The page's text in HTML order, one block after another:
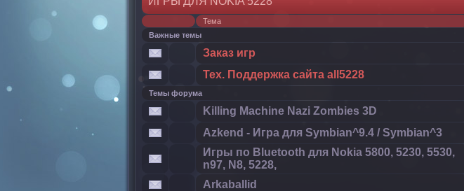
Тема
Важные темы
Заказ игр
Тех. Поддержка сайта all5228
Темы форума
Killing Machine Nazi Zombies 3D
Azkend - Игра для Symbian^9.4 / Symbian^3
Игры по Bluetooth для Nokia 5800, 5230, 5530,
n97, N8, 5228,
Arkaballid